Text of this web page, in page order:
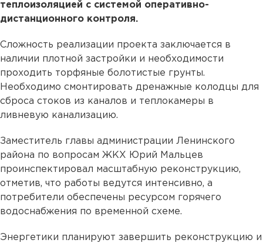
теплоизоляцией с системой оперативно-
дистанционного контроля.
Сложность реализации проекта заключается в
наличии плотной застройки и необходимости
проходить торфяные болотистые грунты.
Необходимо смонтировать дренажные колодцы для
сброса стоков из каналов и теплокамеры в
ливневую канализацию.
Заместитель главы администрации Ленинского
района по вопросам ЖКХ Юрий Мальцев
проинспектировал масштабную реконструкцию,
отметив, что работы ведутся интенсивно, а
потребители обеспечены ресурсом горячего
водоснабжения по временной схеме.
Энергетики планируют завершить реконструкцию и